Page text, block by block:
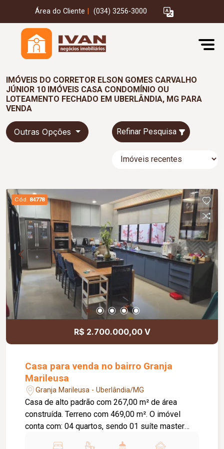
Área do Cliente (034) 3256-3000
IMÓVEIS DO CORRETOR ELSON GOMES CARVALHO
JÚNIOR 10 IMÓVEIS CASA CONDOMÍNIO OU
LOTEAMENTO FECHADO EM UBERLÂNDIA, MG PARA
VENDA
Outras Opções Refinar Pesquisa
Cód. 84778
R$ 2.700.000,00 V
Casa para venda no bairro Granja
Marileusa
Granja Marileusa - Uberlândia/MG
Casa de alto padrão com 267,00 m² de área
construída. Terreno com 469,00 m². O imóvel
conta com: 04 quartos, sendo 01 suíte master